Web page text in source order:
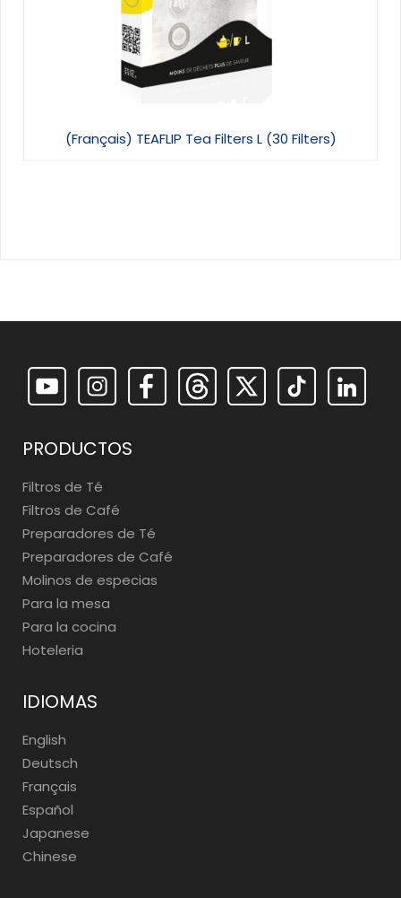
(Français) TEAFLIP Tea Filters L (30 Filters)
PRODUCTOS
Filtros de Té
Filtros de Café
Preparadores de Té
Preparadores de Café
Molinos de especias
Para la mesa
Para la cocina
Hoteleria
IDIOMAS
English
Deutsch
Français
Español
Japanese
Chinese